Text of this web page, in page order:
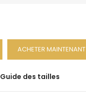
ACHETER MAINTENANT
Guide des tailles